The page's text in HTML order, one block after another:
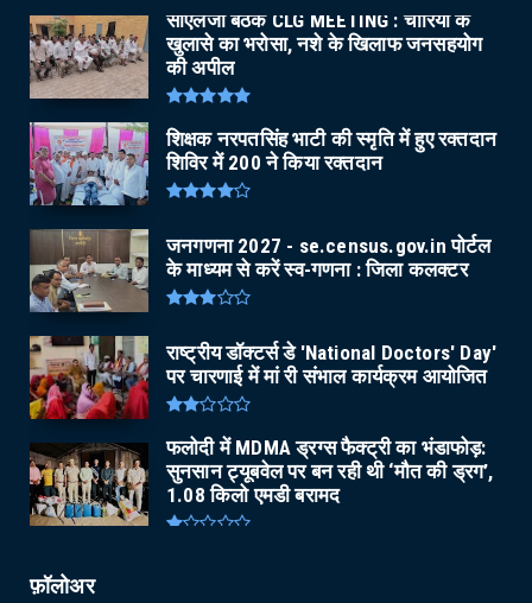
सीएलजी बैठक CLG MEETING : चोरियों के
खुलासे का भरोसा, नशे के खिलाफ जनसहयोग
की अपील
शिक्षक नरपतसिंह भाटी की स्मृति में हुए रक्तदान
शिविर में 200 ने किया रक्तदान
जनगणना 2027 - se.census.gov.in पोर्टल
के माध्यम से करें स्व-गणना : जिला कलक्टर
राष्ट्रीय डॉक्टर्स डे 'National Doctors' Day'
पर चारणाई में मां री संभाल कार्यक्रम आयोजित
फलोदी में MDMA ड्रग्स फैक्ट्री का भंडाफोड़:
सुनसान ट्यूबवेल पर बन रही थी ‘मौत की ड्रग’,
1.08 किलो एमडी बरामद
फ़ॉलोअर